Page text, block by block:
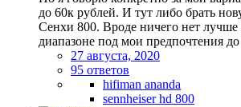
до 60к рублей. И тут либо брать
Сенхи 800. Вроде ничего нет
диапазоне под мои предпочтения
27 августа, 2020
95 ответов
hifiman ananda
sennheiser hd 800